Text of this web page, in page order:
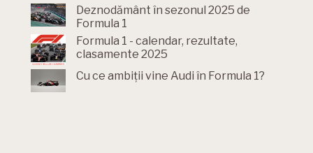
Deznodământ în sezonul 2025 de
Formula 1
Formula 1 - calendar, rezultate,
clasamente 2025
Cu ce ambiții vine Audi în Formula 1?